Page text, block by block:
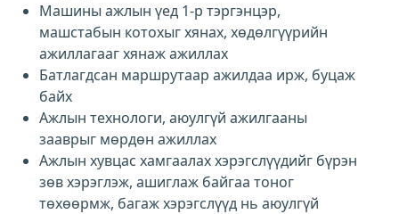
Машины ажлын үед 1-р тэргэнцэр,
машстабын котохыг хянах, хөдөлгүүрийн
ажиллагааг хянаж ажиллах
Батлагдсан маршрутаар ажилдаа ирж, буцаж
байх
Ажлын технологи, аюулгүй ажилгааны
зааврыг мөрдөн ажиллах
Ажлын хувцас хамгаалах хэрэгслүүдийг бүрэн
зөв хэрэглэж, ашиглаж байгаа тоног
төхөөрмж, багаж хэрэгслүүд нь аюулгүй